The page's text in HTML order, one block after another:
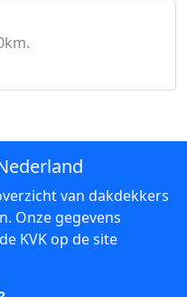
van dakdekkers
Onze gegevens
KVK op de site